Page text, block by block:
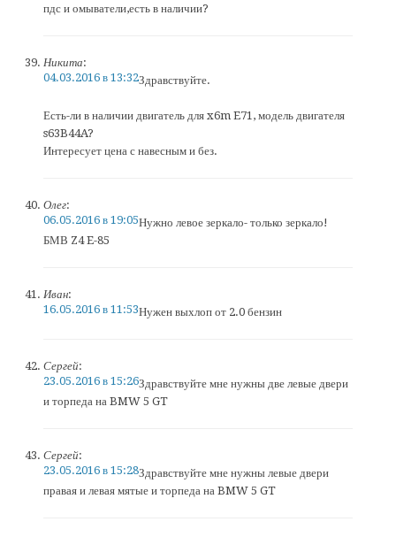
пдс и омыватели,есть в наличии?
Никита:
04.03.2016 в 13:32Здравствуйте.
Есть-ли в наличии двигатель для x6m E71, модель двигателя
s63B44A?
Интересует цена с навесным и без.
Олег:
06.05.2016 в 19:05Нужно левое зеркало- только зеркало!
БМВ Z4 E-85
Иван:
16.05.2016 в 11:53Нужен выхлоп от 2.0 бензин
Сергей:
23.05.2016 в 15:26Здравствуйте мне нужны две левые двери
и торпеда на BMW 5 GT
Сергей:
23.05.2016 в 15:28Здравствуйте мне нужны левые двери
правая и левая мятые и торпеда на BMW 5 GT